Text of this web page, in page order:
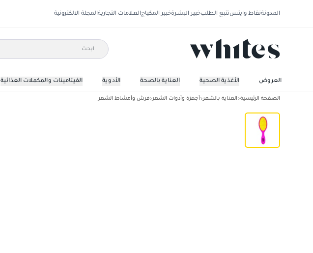
المدونةنقاط وايتستتبع الطلبخبير البشرةخبير المكياجالعلامات التجاريةالمجلة الالكترونية
الفيتامينات والمكملات الغذائية الأدوية العناية بالصحة الأغذية الصحية العروض
الصفحة الرئيسية العناية بالشعر أجهزة وأدوات الشعر فرش وأمشاط الشعر